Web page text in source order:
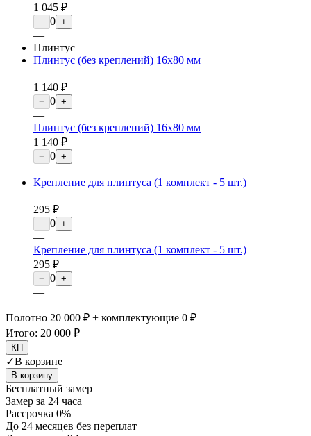
1 045 ₽
− 0 +
—
Плинтус
Плинтус (без креплений) 16х80 мм
—
1 140 ₽
− 0 +
—
Плинтус (без креплений) 16х80 мм
1 140 ₽
− 0 +
—
Крепление для плинтуса (1 комплект - 5 шт.)
—
295 ₽
− 0 +
—
Крепление для плинтуса (1 комплект - 5 шт.)
295 ₽
− 0 +
—
Полотно 20 000 ₽ + комплектующие 0 ₽
Итого: 20 000 ₽
КП
✓В корзине
В корзину
Бесплатный замер
Замер за 24 часа
Рассрочка 0%
До 24 месяцев без переплат